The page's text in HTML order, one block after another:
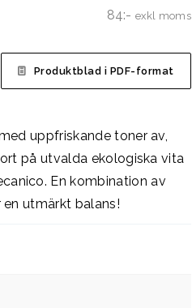
84:-exkl moms
Produktblad i PDF-format
uppfriskande toner av,
på utvalda ekologiska vita
En kombination av
utmärkt balans!